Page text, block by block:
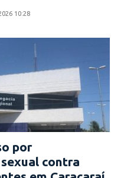
10:28
por
contra